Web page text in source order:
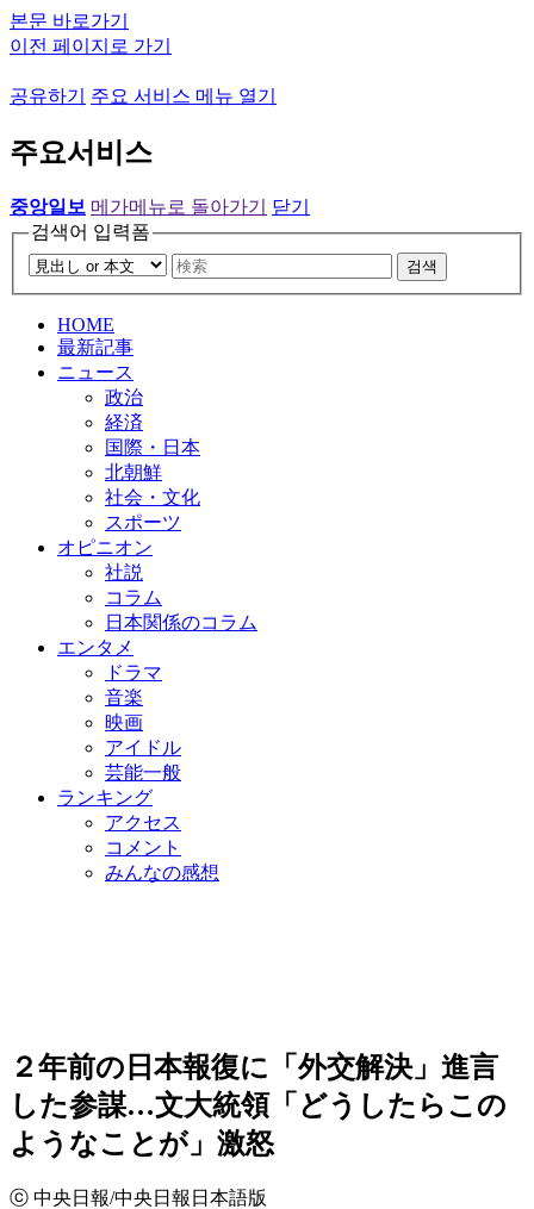
본문 바로가기
이전 페이지로 가기
공유하기 주요 서비스 메뉴 열기
주요서비스
중앙일보 메가메뉴로 돌아가기
닫기
검색어 입력폼
검색
HOME
最新記事
ニュース
政治
経済
国際・日本
北朝鮮
社会・文化
スポーツ
オピニオン
社説
コラム
日本関係のコラム
エンタメ
ドラマ
音楽
映画
アイドル
芸能一般
ランキング
アクセス
コメント
みんなの感想
２年前の日本報復に「外交解決」進言
した参謀…文大統領「どうしたらこの
ようなことが」激怒
ⓒ 中央日報/中央日報日本語版